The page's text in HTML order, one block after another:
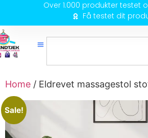
Over 1.000 produkter testet
Få testet dit
Home / Eldrevet massagestol
Sale!